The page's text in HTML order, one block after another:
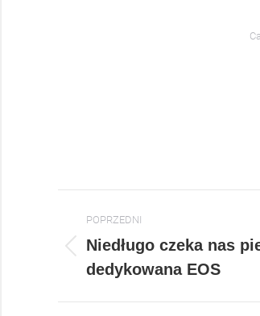
navigation
POPRZEDNI
Previous
post:
Niedługo czeka nas
dedykowana EOS